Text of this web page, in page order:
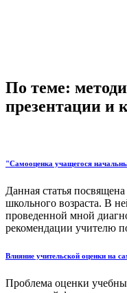
По теме:
презентации и
"Самооценка учащегося
Данная статья
школьного возраста. В
проведенной мной
рекомендации учителю
Влияние учительской оценки на
Проблема оценки